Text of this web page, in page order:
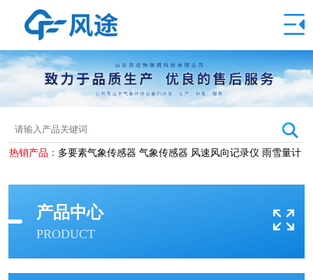
热销产品： 多要素气象传感器 气象传感器 风速风向记录仪 雨雪量计
产品中心
PRODUCT